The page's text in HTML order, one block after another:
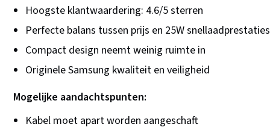
Hoogste klantwaardering: 4.6/5 sterren
Perfecte balans tussen prijs en 25W snellaadprestaties
Compact design neemt weinig ruimte in
Originele Samsung kwaliteit en veiligheid
Mogelijke aandachtspunten:
Kabel moet apart worden aangeschaft